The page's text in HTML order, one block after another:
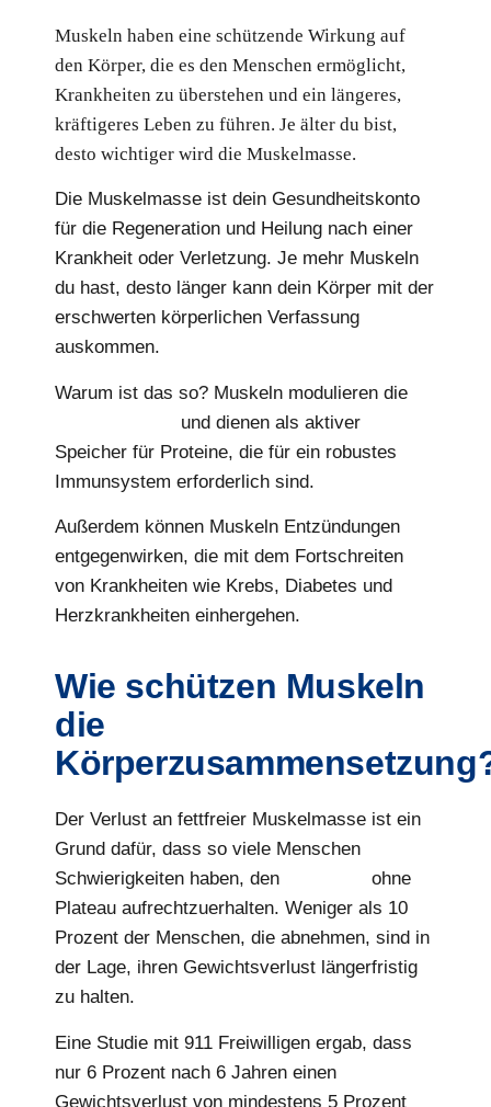
Muskeln haben eine schützende Wirkung auf
den Körper, die es den Menschen ermöglicht,
Krankheiten zu überstehen und ein längeres,
kräftigeres Leben zu führen. Je älter du bist,
desto wichtiger wird die Muskelmasse.
Die Muskelmasse ist dein Gesundheitskonto
für die Regeneration und Heilung nach einer
Krankheit oder Verletzung. Je mehr Muskeln
du hast, desto länger kann dein Körper mit der
erschwerten körperlichen Verfassung
auskommen.
Warum ist das so? Muskeln modulieren die
und dienen als aktiver
Speicher für Proteine, die für ein robustes
Immunsystem erforderlich sind.
Außerdem können Muskeln Entzündungen
entgegenwirken, die mit dem Fortschreiten
von Krankheiten wie Krebs, Diabetes und
Herzkrankheiten einhergehen.
Wie schützen Muskeln
die
Der Verlust an fettfreier Muskelmasse ist ein
Grund dafür, dass so viele Menschen
Schwierigkeiten haben, den
ohne
Plateau aufrechtzuerhalten. Weniger als 10
Prozent der Menschen, die abnehmen, sind in
der Lage, ihren Gewichtsverlust längerfristig
zu halten.
Eine Studie mit 911 Freiwilligen ergab, dass
nur 6 Prozent nach 6 Jahren einen
Gewichtsverlust von mindestens 5 Prozent